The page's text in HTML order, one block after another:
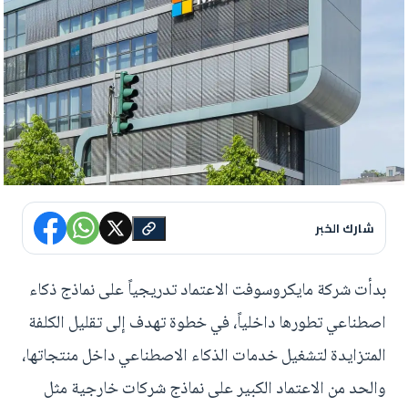
شارك الخبر
بدأت شركة مايكروسوفت الاعتماد تدريجياً على نماذج ذكاء
اصطناعي تطورها داخلياً، في خطوة تهدف إلى تقليل الكلفة
المتزايدة لتشغيل خدمات الذكاء الاصطناعي داخل منتجاتها،
والحد من الاعتماد الكبير على نماذج شركات خارجية مثل